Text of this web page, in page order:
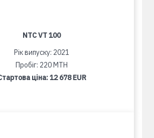
NTC VT 100
Рік випуску: 2021
Пробіг: 220 MTH
ціна:12 678 EUR